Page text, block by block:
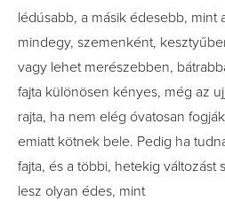
lédúsabb, a másik édesebb, mint
mindegy, szemenként,
vagy lehet merészebben,
fajta különösen kényes, még az
rajta, ha nem elég óvatosan
emiatt kötnek bele. Pedig ha
fajta, és a többi, hetekig változást
lesz olyan édes, mint